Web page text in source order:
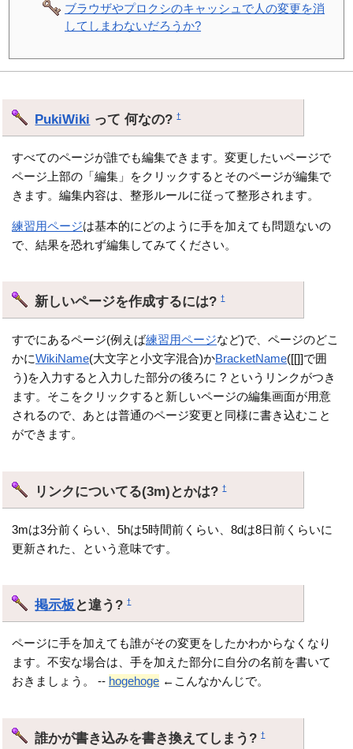
ブラウザやプロクシのキャッシュで人の変更を消
してしまわないだろうか?
PukiWiki って 何なの?†
すべてのページが誰でも編集できます。変更したいページで
ページ上部の「編集」をクリックするとそのページが編集で
きます。編集内容は、整形ルールに従って整形されます。
練習用ページは基本的にどのように手を加えても問題ないの
で、結果を恐れず編集してみてください。
新しいページを作成するには?†
すでにあるページ(例えば練習用ページなど)で、ページのどこ
かにWikiName(大文字と小文字混合)かBracketName([[]]で囲
う)を入力すると入力した部分の後ろに ? というリンクがつき
ます。そこをクリックすると新しいページの編集画面が用意
されるので、あとは普通のページ変更と同様に書き込むこと
ができます。
リンクについてる(3m)とかは?†
3mは3分前くらい、5hは5時間前くらい、8dは8日前くらいに
更新された、という意味です。
掲示板 と違う?†
ページに手を加えても誰がその変更をしたかわからなくなり
ます。不安な場合は、手を加えた部分に自分の名前を書いて
おきましょう。 -- hogehoge ←こんなかんじで。
誰かが書き込みを書き換えてしまう?†